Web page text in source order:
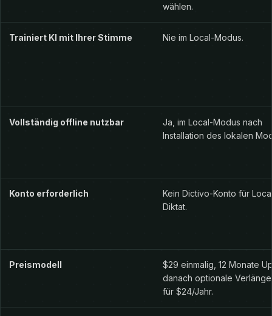
wählen.
Trainiert KI mit Ihrer Stimme Nie im Local-Modus.
Vollständig offline nutzbar
Ja, im Local-Modus nach
Installation des lokalen
Konto erforderlich
Kein Dictivo-Konto für
Diktat.
Preismodell
$29 einmalig, 12 Monate
danach optionale
für $24/Jahr.